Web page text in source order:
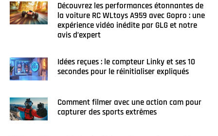
Découvrez les performances étonnantes de
la voiture RC WLtoys A959 avec Gopro : une
expérience vidéo inédite par GLG et notre
avis d’expert
Idées reçues : le compteur Linky et ses 10
secondes pour le réinitialiser expliqués
Comment filmer avec une action cam pour
capturer des sports extrêmes